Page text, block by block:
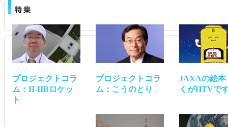
プロジェクトコラ
ム：H-IIBロケッ
ト
プロジェクトコラ
ム：こうのとり
JAXAの絵本
くがHTVで